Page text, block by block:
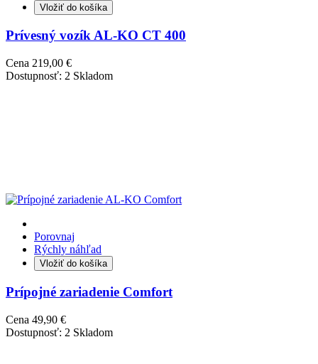
Vložiť do košíka
Prívesný vozík AL-KO CT 400
Cena 219,00 €
Dostupnosť: 2 Skladom
Porovnaj
Rýchly náhľad
Vložiť do košíka
Prípojné zariadenie Comfort
Cena 49,90 €
Dostupnosť: 2 Skladom